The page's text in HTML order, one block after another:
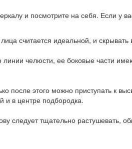
и посмотрите на себя. Если у
считается идеальной, и скрывать
линии челюсти, ее боковые части
после этого можно приступать к
и в центре подбородка.
следует тщательно растушевать,